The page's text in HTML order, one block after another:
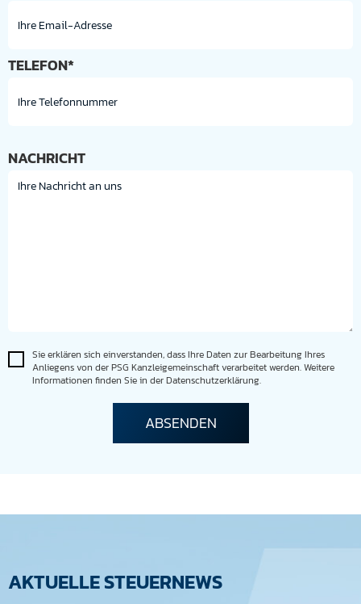
TELEFON*
NACHRICHT
Sie erklären sich einverstanden, dass Ihre Daten zur Bearbeitung Ihres
Anliegens von der PSG Kanzleigemeinschaft verarbeitet werden. Weitere
Informationen finden Sie in der Datenschutzerklärung.
AKTUELLE STEUERNEWS